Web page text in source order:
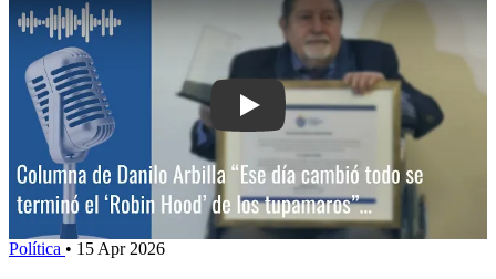
Play: Columna de Danilo Arbilla:
Política • 15 Apr 2026